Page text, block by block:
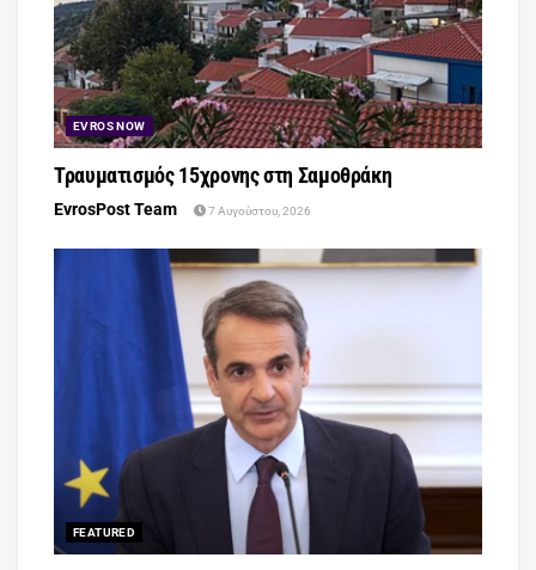
EVROS NOW
Τραυματισμός 15χρονης στη Σαμοθράκη
EvrosPost Team 7 Αυγούστου, 2026
FEATURED